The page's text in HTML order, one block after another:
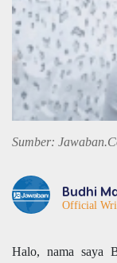
Sumber:
Budhi
Official
Halo, nama saya